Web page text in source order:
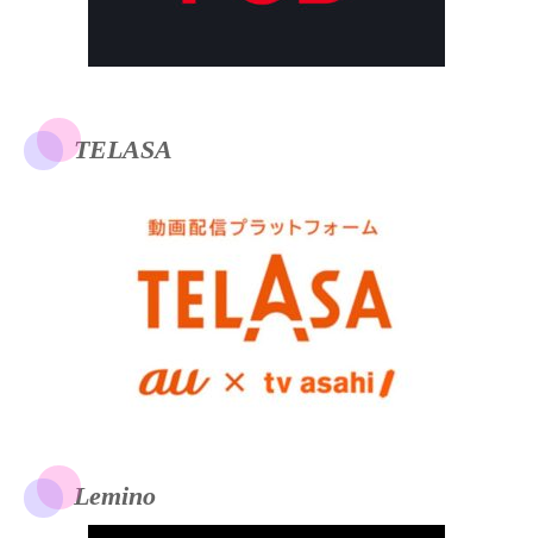
TELASA
Lemino